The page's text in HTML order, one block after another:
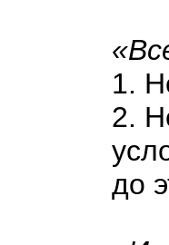
1.
2.
до